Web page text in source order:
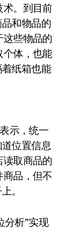
术。到目前
和物品的
这些物品的
个体，也能
纸箱也能
示，统一
位置信息
读取商品的
商品，但不
。
分析”实现